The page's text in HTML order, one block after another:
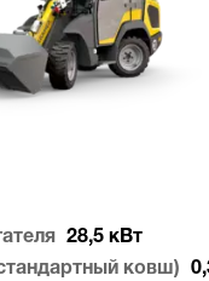
28,5 кВт
ковш)